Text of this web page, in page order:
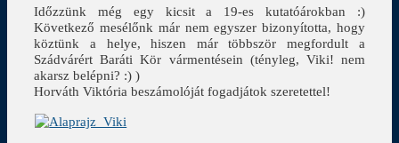
Időzzünk még egy kicsit a 19-es kutatóárokban :)
Következő mesélőnk már nem egyszer bizonyította, hogy
köztünk a helye, hiszen már többször megfordult a
Szádvárért Baráti Kör vármentésein (tényleg, Viki! nem
akarsz belépni? :) )
Horváth Viktória beszámolóját fogadjátok szeretettel!